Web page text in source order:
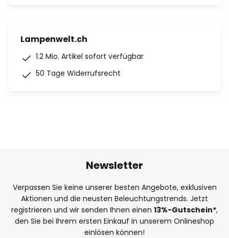
Lampenwelt.ch
1.2 Mio. Artikel sofort verfügbar
50 Tage Widerrufsrecht
Newsletter
Verpassen Sie keine unserer besten Angebote, exklusiven
Aktionen und die neusten Beleuchtungstrends. Jetzt
registrieren und wir senden Ihnen einen 13%-Gutschein*,
den Sie bei Ihrem ersten Einkauf in unserem Onlineshop
einlösen können!